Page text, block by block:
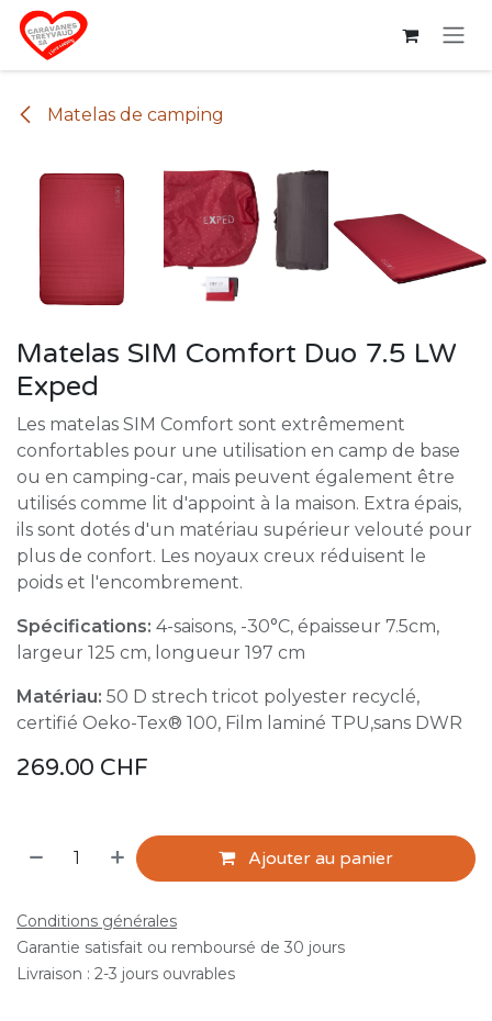
Se rendre au contenu
Matelas de camping
Matelas SIM Comfort Duo 7.5 LW
Exped
Les matelas SIM Comfort sont extrêmement
confortables pour une utilisation en camp de base
ou en camping-car, mais peuvent également être
utilisés comme lit d'appoint à la maison. Extra épais,
ils sont dotés d'un matériau supérieur velouté pour
plus de confort. Les noyaux creux réduisent le
poids et l'encombrement.
Spécifications: 4-saisons, -30°C, épaisseur 7.5cm,
largeur 125 cm, longueur 197 cm
Matériau: 50 D strech tricot polyester recyclé,
certifié Oeko-Tex® 100, Film laminé TPU,sans DWR
269.00 CHF
Ajouter au panier
Conditions générales
Garantie satisfait ou remboursé de 30 jours
Livraison : 2-3 jours ouvrables